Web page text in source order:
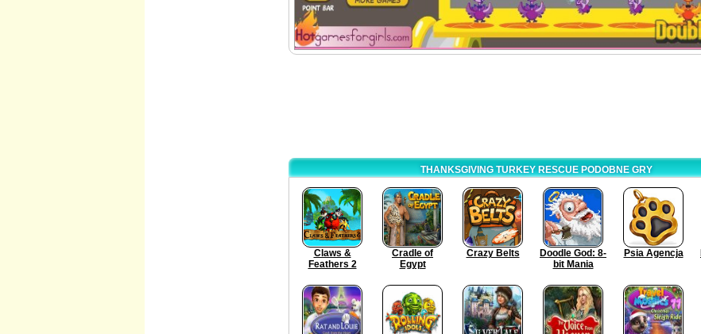
THANKSGIVING TURKEY RESCUE PODOBNE GRY
Claws &
Feathers 2
Cradle of
Egypt
Crazy Belts
Doodle God: 8-
bit Mania
Psia Agencja